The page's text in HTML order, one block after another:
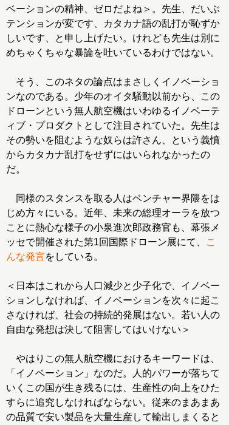
ベーションの精神、ゼロだよね＞。先生、だいぶ
テンションが変です、カタカナ語の乱打が恥ずか
しいです、と申し上げたい。けれども先生は別に
めちゃくちゃな暴論を吐いているわけではない。
そう、このネタの論点はまさしくイノベーショ
ンなのである。少年のオイタ騒動以前から、この
ドローンという無人航空機はいわゆるイノベーテ
ィブ・プロダクトとして注目されていた。先生は
その勢いを阻むような奴らは許さん、という義憤
からカタカナ乱打をせずにはいられなかったの
だ。
同様のスタンスを取る人はベンチャー界隈をは
じめ方々にいる。近年、未来の総理オーラを放つ
ことに熱心な様子の小泉進次郎政務官も、幕張メ
ッセで開催された第1回国際ドローン展にて、
こ
んな発言をしている。
＜日本はこれから人口減少と少子化で、イノベー
ションしなければ、イノベーションを次々に起こ
さなければ、社会の持続的発展はない。若い人の
自由な発想は決して阻害してはいけない＞
やはりこの無人航空機におけるキーワードは、
「イノベーション」なのだ。人的パワーが落ちて
いくこの国が生き残るには、生産性の向上をひた
すらに追究しなければならない。従来のまあまあ
の品質で安い製品を大量生産して輸出しまくると